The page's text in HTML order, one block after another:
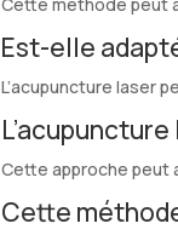
Est-elle
L’acupuncture laser
Cette approche peut
Cette